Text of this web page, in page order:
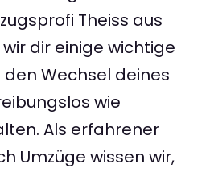
Theiss aus
dir einige wichtige
Wechsel deines
wie
Als erfahrener
Umzüge wissen wir,